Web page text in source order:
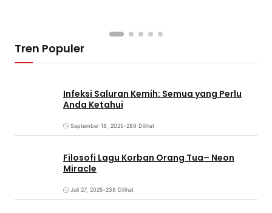
Tren Populer
Infeksi Saluran Kemih: Semua yang Perlu
Anda Ketahui
September 18, 2025•289 Dilihat
Filosofi Lagu Korban Orang Tua– Neon
Miracle
Juli 27, 2025•238 Dilihat